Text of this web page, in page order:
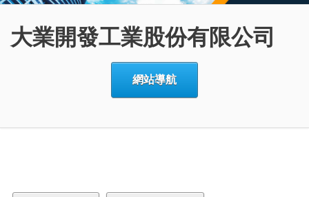
大業開發工業股份有限公司
網站導航